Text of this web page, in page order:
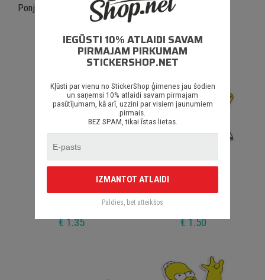
Ponjat I Prostit Borodach V2
€ 1.50
Zombies Hunter
€ 1.35
€ 1.35 € 1.50
IEGŪSTI 10% ATLAIDI SAVAM
PIRMAJAM PIRKUMAM
STICKERSHOP.NET
Kļūsti par vienu no StickerShop ģimenes jau šodien
un saņemsi 10% atlaidi savam pirmajam
pasūtījumam, kā arī, uzzini par visiem jaunumiem
pirmais.
BEZ SPAM, tikai īstas lietas.
IZMANTOT ATLAIDI
Paldies, bet atteikšos